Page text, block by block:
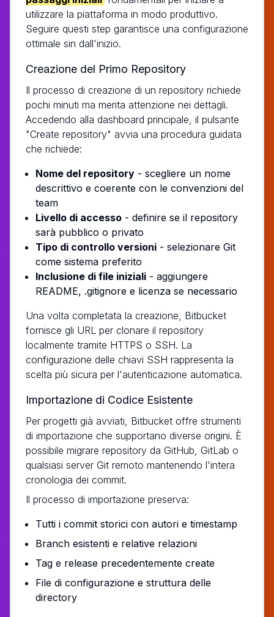
utilizzare la piattaforma in modo produttivo.
Seguire questi step garantisce una configurazione
ottimale sin dall'inizio.
Creazione del Primo Repository
Il processo di creazione di un repository richiede
pochi minuti ma merita attenzione nei dettagli.
Accedendo alla dashboard principale, il pulsante
"Create repository" avvia una procedura guidata
che richiede:
Nome del repository - scegliere un nome
descrittivo e coerente con le convenzioni del
team
Livello di accesso - definire se il repository
sarà pubblico o privato
Tipo di controllo versioni - selezionare Git
come sistema preferito
Inclusione di file iniziali - aggiungere
README, .gitignore e licenza se necessario
Una volta completata la creazione, Bitbucket
fornisce gli URL per clonare il repository
localmente tramite HTTPS o SSH. La
configurazione delle chiavi SSH rappresenta la
scelta più sicura per l'autenticazione automatica.
Importazione di Codice Esistente
Per progetti già avviati, Bitbucket offre strumenti
di importazione che supportano diverse origini. È
possibile migrare repository da GitHub, GitLab o
qualsiasi server Git remoto mantenendo l'intera
cronologia dei commit.
Il processo di importazione preserva:
Tutti i commit storici con autori e timestamp
Branch esistenti e relative relazioni
Tag e release precedentemente create
File di configurazione e struttura delle
directory